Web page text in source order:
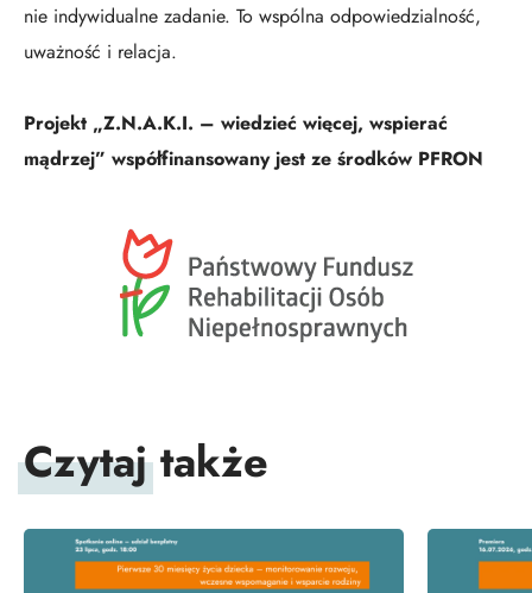
nie indywidualne zadanie. To wspólna odpowiedzialność,
uważność i relacja.
Projekt „Z.N.A.K.I. – wiedzieć więcej, wspierać
mądrzej” współfinansowany jest ze środków PFRON
Czytajtakże